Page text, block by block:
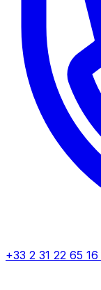
+33 2 31 22 65 16